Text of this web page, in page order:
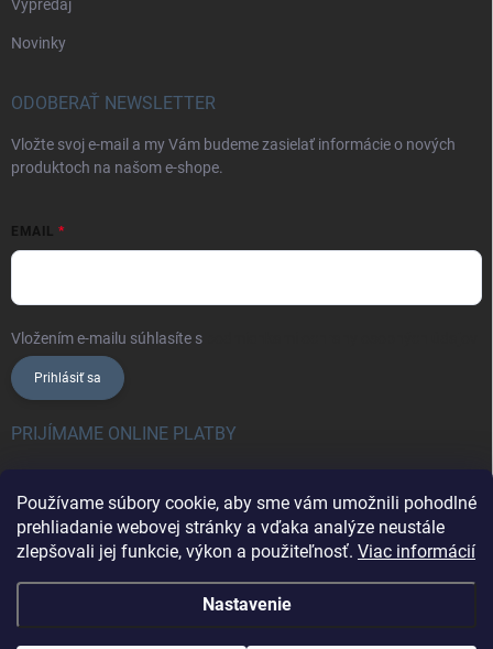
Používame súbory cookie, aby sme vám umožnili pohodlné
prehliadanie webovej stránky a vďaka analýze neustále
zlepšovali jej funkcie, výkon a použiteľnosť. Viac informácií
Nastavenie
Výpredaj
Novinky
ODOBERAŤ NEWSLETTER
Vložte svoj e-mail a my Vám budeme zasielať informácie o nových
produktoch na našom e-shope.
EMAIL
Vložením e-mailu súhlasíte s
Prihlásiť sa
PRIJÍMAME ONLINE PLATBY
FASCO TOOLS SPIT PASLODE O.K.spoj